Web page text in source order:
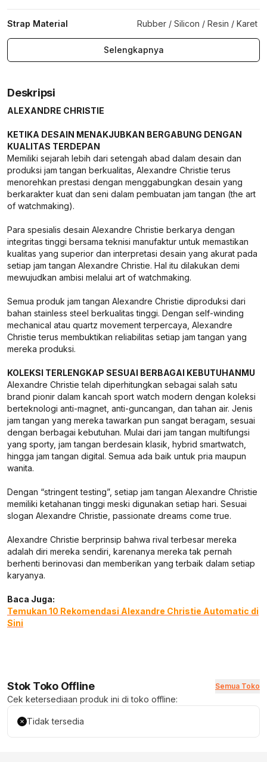
Strap Material Rubber / Silicon / Resin / Karet
Selengkapnya
Deskripsi
ALEXANDRE CHRISTIE
KETIKA DESAIN MENAKJUBKAN BERGABUNG DENGAN
KUALITAS TERDEPAN
Memiliki sejarah lebih dari setengah abad dalam desain dan
produksi jam tangan berkualitas, Alexandre Christie terus
menorehkan prestasi dengan menggabungkan desain yang
berkarakter kuat dan seni dalam pembuatan jam tangan (the art
of watchmaking).
Para spesialis desain Alexandre Christie berkarya dengan
integritas tinggi bersama teknisi manufaktur untuk memastikan
kualitas yang superior dan interpretasi desain yang akurat pada
setiap jam tangan Alexandre Christie. Hal itu dilakukan demi
mewujudkan ambisi melalui art of watchmaking.
Semua produk jam tangan Alexandre Christie diproduksi dari
bahan stainless steel berkualitas tinggi. Dengan self-winding
mechanical atau quartz movement terpercaya, Alexandre
Christie terus membuktikan reliabilitas setiap jam tangan yang
mereka produksi.
KOLEKSI TERLENGKAP SESUAI BERBAGAI KEBUTUHANMU
Alexandre Christie telah diperhitungkan sebagai salah satu
brand pionir dalam kancah sport watch modern dengan koleksi
berteknologi anti-magnet, anti-guncangan, dan tahan air. Jenis
jam tangan yang mereka tawarkan pun sangat beragam, sesuai
dengan berbagai kebutuhan. Mulai dari jam tangan multifungsi
yang sporty, jam tangan berdesain klasik, hybrid smartwatch,
hingga jam tangan digital. Semua ada baik untuk pria maupun
wanita.
Dengan “stringent testing”, setiap jam tangan Alexandre Christie
memiliki ketahanan tinggi meski digunakan setiap hari. Sesuai
slogan Alexandre Christie, passionate dreams come true.
Alexandre Christie berprinsip bahwa rival terbesar mereka
adalah diri mereka sendiri, karenanya mereka tak pernah
berhenti berinovasi dan memberikan yang terbaik dalam setiap
karyanya.
Baca Juga:
Temukan 10 Rekomendasi Alexandre Christie Automatic di
Sini
Stok Toko Offline Semua Toko
Cek ketersediaan produk ini di toko offline:
Tidak tersedia